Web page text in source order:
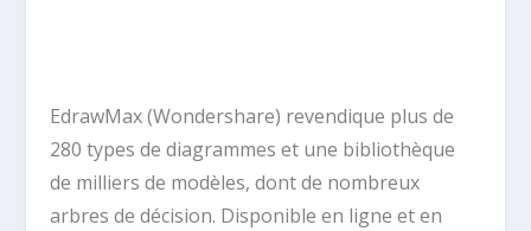
EdrawMax (Wondershare) revendique plus de
280 types de diagrammes et une bibliothèque
de milliers de modèles, dont de nombreux
arbres de décision. Disponible en ligne et en